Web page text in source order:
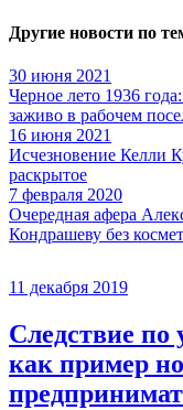
Другие новости по
30 июня 2021
Черное лето 1936
заживо в рабочем
16 июня 2021
Исчезновение Келли
раскрытое
7 февраля 2020
Очередная афера
Кондрашеву без
11 декабря 2019
Следствие по
как пример